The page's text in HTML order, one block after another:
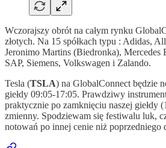
Wczorajszy obrót na całym rynku
złotych. Na 15 spółkach typu : Adidas,
Jeronimo Martins (Biedronka), Mercedes
SAP, Siemens, Volkswagen i Zalando.
Tesla (TSLA) na GlobalConnect będzie
giełdy 09:05-17:05. Prawdziwy
praktycznie po zamknięciu naszej giełdy
zmienny. Spodziewam się festiwalu luk,
notowań po innej cenie niż poprzedniego